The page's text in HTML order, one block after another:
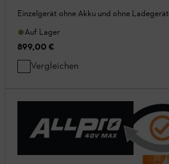
Einzelgerät ohne Akku und ohne Ladegerät
Auf Lager
899,00 €
Vergleichen